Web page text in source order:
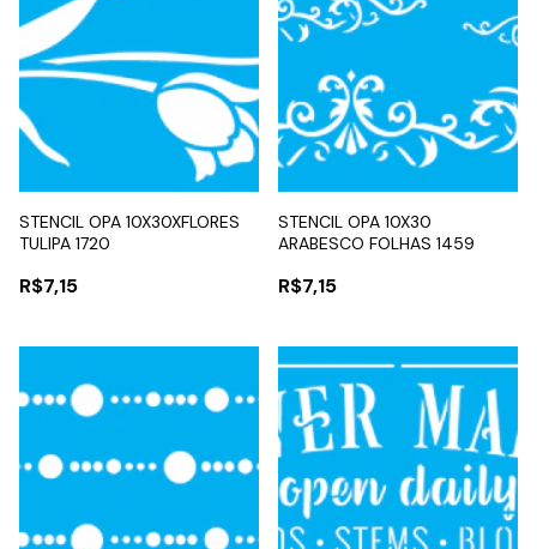
STENCIL OPA 10X30XFLORES
TULIPA 1720
R$7,15
STENCIL OPA 10X30
ARABESCO FOLHAS 1459
R$7,15